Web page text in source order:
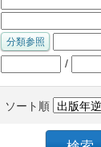
/
ソート順